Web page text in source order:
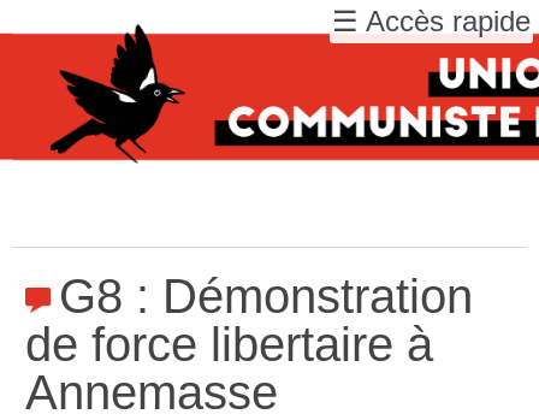
G8 : Démonstration
de force libertaire à
Annemasse
☰ Accès rapide